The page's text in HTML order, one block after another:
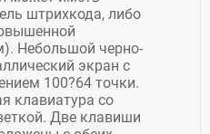
штрихкода, либо
Небольшой черно-
экран с
100?64 точки.
клавиатура со
Две клавиши